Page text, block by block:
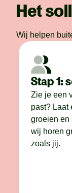
Het
Wij helpen
Stap 1:
Zie je een
past? Laat
groeien en
wij horen
zoals jij.